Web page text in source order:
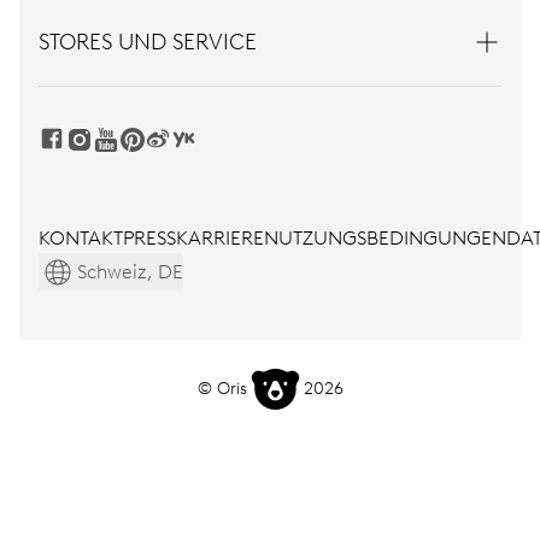
STORES UND SERVICE
KONTAKTPRESSKARRIERENUTZUNGSBEDINGUNGEN
Schweiz, DE
© Oris 2026